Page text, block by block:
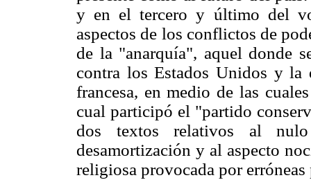
y en el tercero y último del
aspectos de los conflictos de
de la "anarquía", aquel donde
contra los Estados Unidos y
francesa, en medio de las
cual participó el "partido
dos textos relativos al
desamortización y al aspecto
religiosa provocada por